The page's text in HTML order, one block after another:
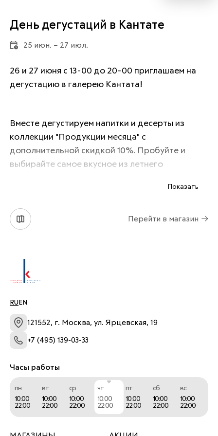
День дегустаций в Кантате
25 июн. – 27 июл.
26 и 27 июня с 13-00 до 20-00 приглашаем на
дегустацию в галерею Кантата!
Вместе дегустируем напитки и десерты из
коллекции "Продукции месяца" с
дополнительной скидкой 10%. Пробуйте и
выбирайте самое вкусное из летнего
Подробности акции уточняйте у консультантов
и на cantata.ru
Показать
Перейти в магазин
RU EN
121552, г. Москва, ул. Ярцевская, 19
+7 (495) 139-03-33
Часы работы
пн
10:00
22:00
вт
10:00
22:00
ср
10:00
22:00
чт
10:00
22:00
пт
10:00
22:00
сб
10:00
22:00
вс
10:00
22:00